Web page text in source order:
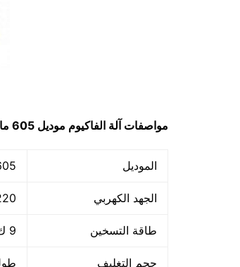
مواصفات آلة الفاكيوم موديل 605 ماركة مهندس منسي
الموديل 605 ماركة
الجهد الكهربي 220
طاقة التسخين 9 ك وات (18 سخان ×500 وات)
حجم التغليف طول 54 سم ×